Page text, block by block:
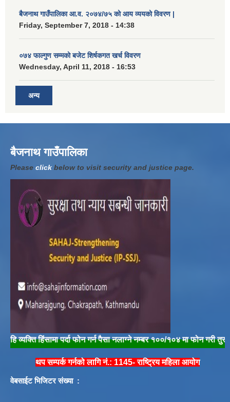
बैजनाथ गाउँपालिका आ.व. २०७४/७५ को आय व्ययको विवरण |
Friday, September 7, 2018 - 14:38
०७४ फाल्गुण सम्मको बजेट शिर्षकगत खर्च विवरण
Wednesday, April 11, 2018 - 16:53
अन्य
बैजनाथ गाउँपालिका
Please click below to visit security and justice page.
हिंसामा पर्दा फोन गर्न पैसा नलाग्ने नम्बर १००/१०४ मा फोन गरी तुरुन्त
थप सम्पर्क गर्नको लागि नं.: 1145- राष्ट्रिय महिला आयोग
वेबसाईट भिजिटर संख्या :